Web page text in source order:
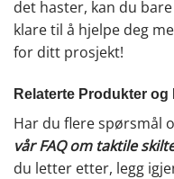
det haster, kan du
klare til å hjelpe deg
for ditt prosjekt!
Relaterte Produkter og
Har du flere spørsmål
vår FAQ om taktile
du letter etter, legg